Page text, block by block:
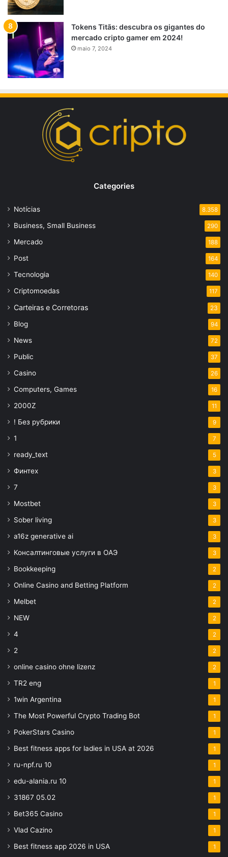
Tokens Titãs: descubra os gigantes do
mercado cripto gamer em 2024!
maio 7, 2024
Categories
Notícias 8.358
Business, Small Business 290
Mercado 188
Post 164
Tecnologia 140
Criptomoedas 117
Carteiras e Corretoras 23
Blog 94
News 72
Public 37
Casino 26
Computers, Games 16
2000Z 11
! Без рубрики 9
1 7
ready_text 5
Финтех 3
7 3
Mostbet 3
Sober living 3
a16z generative ai 3
Консалтинговые услуги в ОАЭ 3
Bookkeeping 2
Online Casino and Betting Platform 2
Melbet 2
NEW 2
4 2
2 2
online casino ohne lizenz 2
TR2 eng 1
1win Argentina 1
The Most Powerful Crypto Trading Bot 1
PokerStars Casino 1
Best fitness apps for ladies in USA at 2026 1
ru-npf.ru 10 1
edu-alania.ru 10 1
31867 05.02 1
Bet365 Casino 1
Vlad Cazino 1
Best fitness app 2026 in USA 1